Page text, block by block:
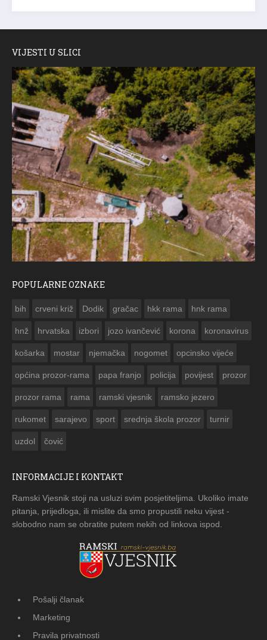
VIJESTI U SLICI
POPULARNE OZNAKE
bih crveni križ Dodik gračac hkk rama hnk rama
hnž hrvatska izbori jozo ivančević korona koronavirus
košarka mostar njemačka nogomet opcinsko vijeće
općina prozor-rama papa franjo policija povijest prozor
prozor rama rama ramski vjesnik ramsko jezero
rukomet sarajevo sport srednja škola prozor turnir
uzdol čović
INFORMACIJE I KONTAKT
Ramski Vjesnik stoji na usluzi svim posjetiteljima. Ukoliko imate
pitanja, prijedloga, ili mislite da smo propustili neku vijest -
slobodno nam se obratite putem nekih od linkova ispod.
Pošalji članak
Marketing
Pravila privatnosti